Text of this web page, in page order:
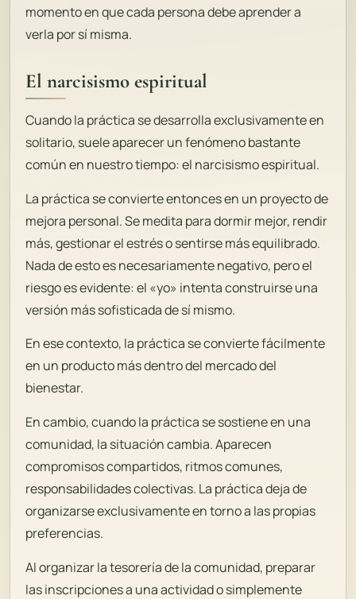
momento en que cada persona debe aprender a
verla por sí misma.
El narcisismo espiritual
Cuando la práctica se desarrolla exclusivamente en
solitario, suele aparecer un fenómeno bastante
común en nuestro tiempo: el narcisismo espiritual.
La práctica se convierte entonces en un proyecto de
mejora personal. Se medita para dormir mejor, rendir
más, gestionar el estrés o sentirse más equilibrado.
Nada de esto es necesariamente negativo, pero el
riesgo es evidente: el «yo» intenta construirse una
versión más sofisticada de sí mismo.
En ese contexto, la práctica se convierte fácilmente
en un producto más dentro del mercado del
bienestar.
En cambio, cuando la práctica se sostiene en una
comunidad, la situación cambia. Aparecen
compromisos compartidos, ritmos comunes,
responsabilidades colectivas. La práctica deja de
organizarse exclusivamente en torno a las propias
preferencias.
Al organizar la tesorería de la comunidad, preparar
las inscripciones a una actividad o simplemente